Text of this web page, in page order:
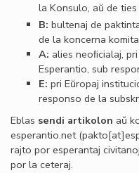
la Konsulo, aŭ de
B: bultenaj de
de la koncerna
A: alies neoﬁcialaj,
Esperantio, sub
E: pri Eŭropaj
responso de la
Eblas sendi artikolon aŭ
esperantio.net
rajto por esperantaj
por la ceteraj.